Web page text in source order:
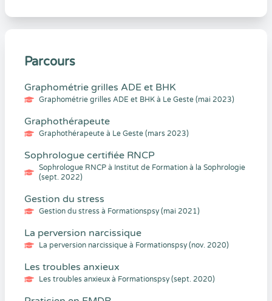
Parcours
Graphométrie grilles ADE et BHK
Graphométrie grilles ADE et BHK à Le Geste (mai 2023)
Graphothérapeute
Graphothérapeute à Le Geste (mars 2023)
Sophrologue certifiée RNCP
Sophrologue RNCP à Institut de Formation à la Sophrologie
(sept. 2022)
Gestion du stress
Gestion du stress à Formationspsy (mai 2021)
La perversion narcissique
La perversion narcissique à Formationspsy (nov. 2020)
Les troubles anxieux
Les troubles anxieux à Formationspsy (sept. 2020)